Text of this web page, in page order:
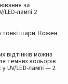
за
лампі 2
тонкі шари. Кожен
відтінків можна
темних кольорів
UV/LED-лампі — 2